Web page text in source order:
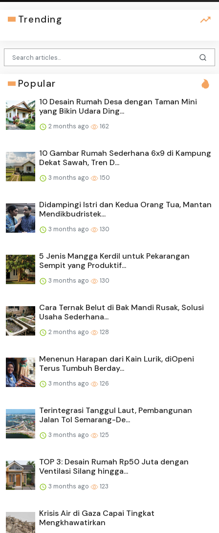
Trending
Popular
10 Desain Rumah Desa dengan Taman Mini
yang Bikin Udara Ding...
2 months ago 162
10 Gambar Rumah Sederhana 6x9 di Kampung
Dekat Sawah, Tren D...
3 months ago 150
Didampingi Istri dan Kedua Orang Tua, Mantan
Mendikbudristek...
3 months ago 130
5 Jenis Mangga Kerdil untuk Pekarangan
Sempit yang Produktif...
3 months ago 130
Cara Ternak Belut di Bak Mandi Rusak, Solusi
Usaha Sederhana...
2 months ago 128
Menenun Harapan dari Kain Lurik, diOpeni
Terus Tumbuh Berday...
3 months ago 126
Terintegrasi Tanggul Laut, Pembangunan
Jalan Tol Semarang-De...
3 months ago 125
TOP 3: Desain Rumah Rp50 Juta dengan
Ventilasi Silang hingga...
3 months ago 123
Krisis Air di Gaza Capai Tingkat
Mengkhawatirkan